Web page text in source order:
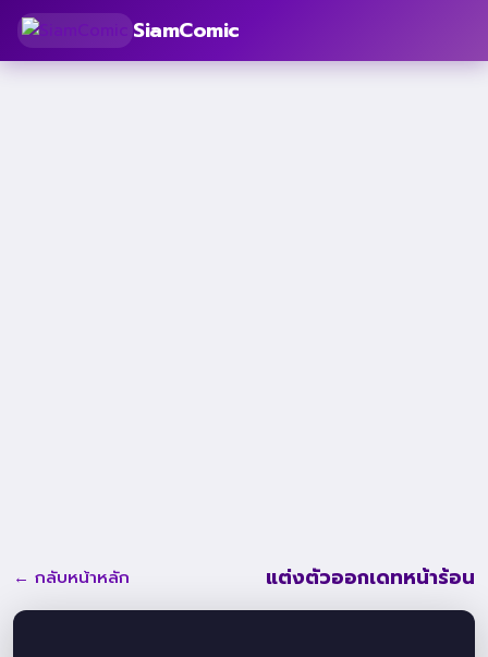
SiamComic
← กลับหน้าหลัก แต่งตัวออกเดทหน้าร้อน